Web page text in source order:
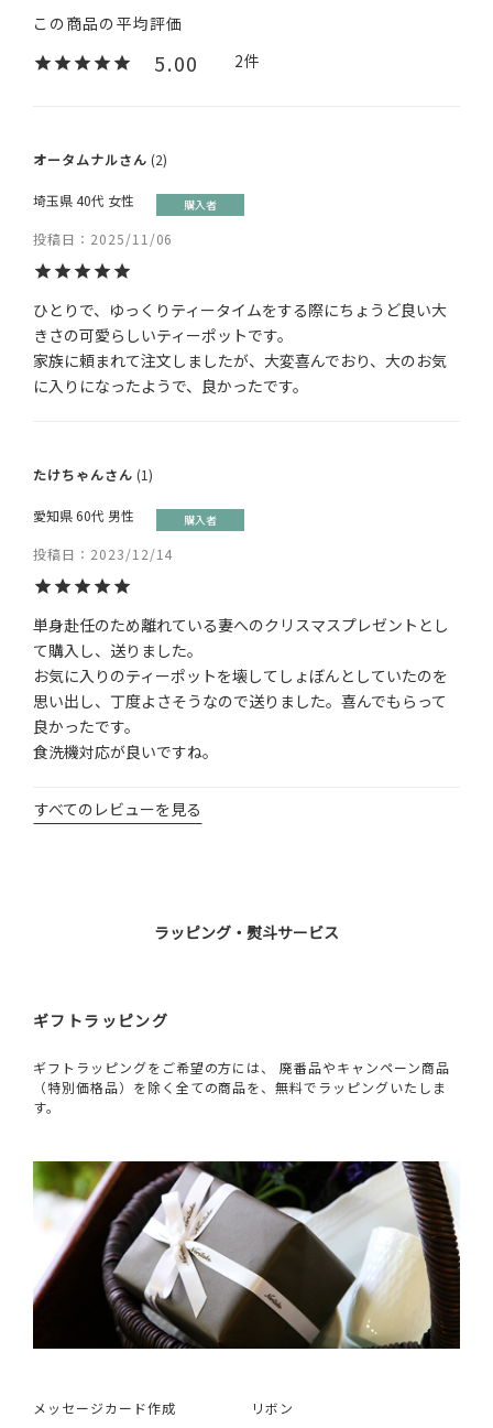
5.00 2
オータムナル 2
購入者
埼玉県40代 女性
投稿日 2025/11/06
ひとりで、ゆっくりティータイムをする際にちょうど良い大
きさの可愛らしいティーポットです。
家族に頼まれて注文しましたが、大変喜んでおり、大のお気
に入りになったようで、良かったです。
たけちゃん 1
購入者
愛知県60代 男性
投稿日 2023/12/14
単身赴任のため離れている妻へのクリスマスプレゼントとし
て購入し、送りました。
お気に入りのティーポットを壊してしょぼんとしていたのを
思い出し、丁度よさそうなので送りました。喜んでもらって
良かったです。
食洗機対応が良いですね。
すべてのレビューを見る
ラッピング・熨斗サービス
ギフトラッピング
ギフトラッピングをご希望の方には、 廃番品やキャンペーン商品
（特別価格品）を除く全ての商品を、無料でラッピングいたしま
す。
メッセージカード作成 リボン